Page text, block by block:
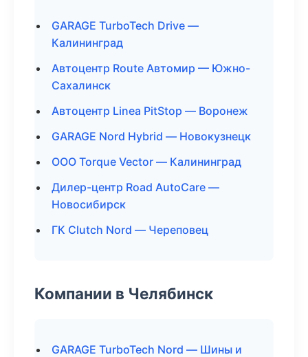
GARAGE TurboTech Drive —
Калининград
Автоцентр Route Автомир — Южно-
Сахалинск
Автоцентр Linea PitStop — Воронеж
GARAGE Nord Hybrid — Новокузнецк
ООО Torque Vector — Калининград
Дилер-центр Road AutoCare —
Новосибирск
ГК Clutch Nord — Череповец
Компании в Челябинск
GARAGE TurboTech Nord — Шины и